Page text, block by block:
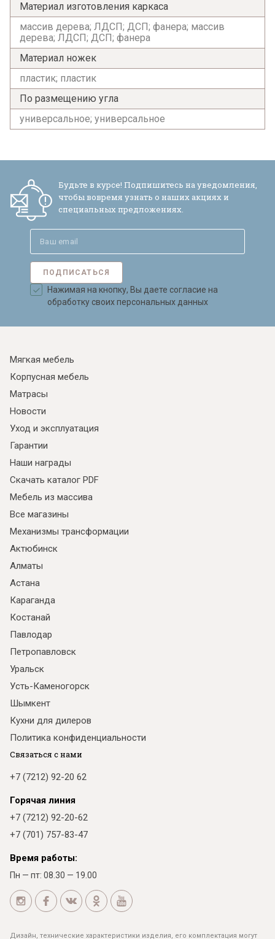
Материал изготовления каркаса
массив дерева; ЛДСП; ДСП; фанера; массив
дерева; ЛДСП; ДСП; фанера
Материал ножек
пластик; пластик
По размещению угла
универсальное; универсальное
Будьте в курсе! Подпишитесь на уведомления,
чтобы вовремя узнать о наших акциях и
специальных предложениях.
ПОДПИСАТЬСЯ
Нажимая на кнопку, Вы даете согласие на
обработку своих персональных данных
Мягкая мебель
Корпусная мебель
Матрасы
Новости
Уход и эксплуатация
Гарантии
Наши награды
Скачать каталог PDF
Мебель из массива
Все магазины
Механизмы трансформации
Актюбинск
Алматы
Астана
Караганда
Костанай
Павлодар
Петропавловск
Уральск
Усть-Каменогорск
Шымкент
Кухни для дилеров
Политика конфиденциальности
Связаться с нами
+7 (7212) 92-20 62
Горячая линия
+7 (7212) 92-20-62
+7 (701) 757-83-47
Время работы:
Пн — пт: 08.30 — 19.00
Дизайн, технические характеристики изделия, его комплектация могут